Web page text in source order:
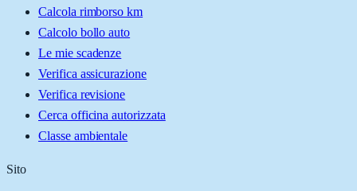
Calcola rimborso km
Calcolo bollo auto
Le mie scadenze
Verifica assicurazione
Verifica revisione
Cerca officina autorizzata
Classe ambientale
Sito